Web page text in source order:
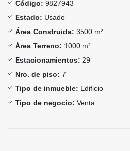
Código: 9827943
Estado: Usado
Área Construida: 3500 m²
Área Terreno: 1000 m²
Estacionamientos: 29
Nro. de piso: 7
Tipo de inmueble: Edificio
Tipo de negocio: Venta